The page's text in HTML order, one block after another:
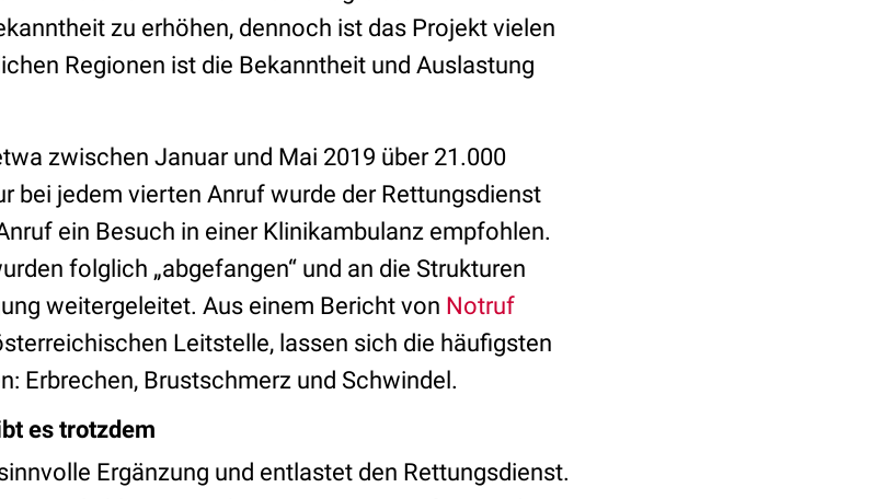
zu erhöhen, dennoch ist das Projekt vielen
Regionen ist die Bekanntheit und Auslastung
zwischen Januar und Mai 2019 über 21.000
bei jedem vierten Anruf wurde der Rettungsdienst
ein Besuch in einer Klinikambulanz empfohlen.
folglich „abgefangen“ und an die Strukturen
weitergeleitet. Aus einem Bericht von Notruf
Leitstelle, lassen sich die häufigsten
Erbrechen, Brustschmerz und Schwindel.
es trotzdem
Ergänzung und entlastet den Rettungsdienst.